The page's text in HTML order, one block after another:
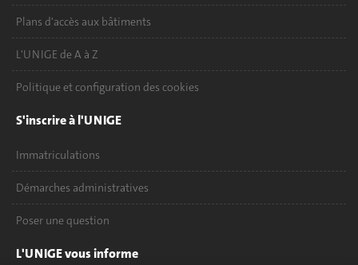
Plans d'accès aux bâtiments
L'UNIGE de A à Z
Politique et configuration des cookies
S'inscrire à l'UNIGE
Immatriculations
Démarches administratives
Poser une question
L'UNIGE vous informe